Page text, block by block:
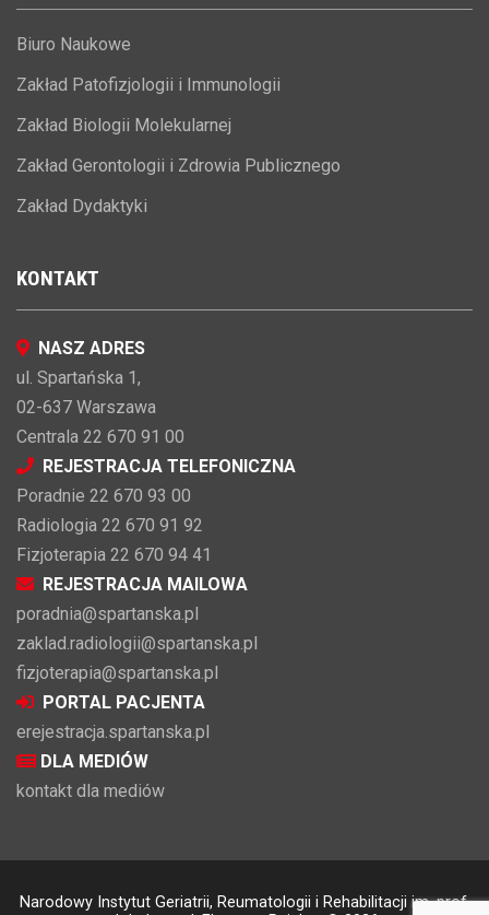
Biuro Naukowe
Zakład Patofizjologii i Immunologii
Zakład Biologii Molekularnej
Zakład Gerontologii i Zdrowia Publicznego
Zakład Dydaktyki
KONTAKT
NASZ ADRES
ul. Spartańska 1,
02-637 Warszawa
Centrala 22 670 91 00
REJESTRACJA TELEFONICZNA
Poradnie 22 670 93 00
Radiologia 22 670 91 92
Fizjoterapia 22 670 94 41
REJESTRACJA MAILOWA
poradnia@spartanska.pl
zaklad.radiologii@spartanska.pl
fizjoterapia@spartanska.pl
PORTAL PACJENTA
erejestracja.spartanska.pl
DLA MEDIÓW
kontakt dla mediów
Narodowy Instytut Geriatrii, Reumatologii i Rehabilitacji im. prof.